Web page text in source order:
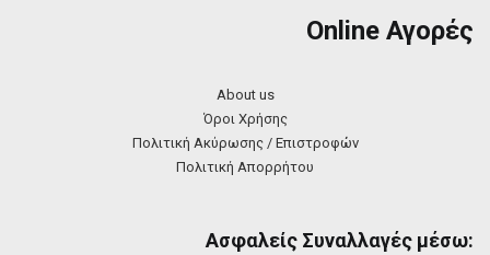
Online Αγορές
About us
Όροι Χρήσης
Πολιτική Ακύρωσης / Επιστροφών
Πολιτική Απορρήτου
Ασφαλείς Συναλλαγές μέσω: